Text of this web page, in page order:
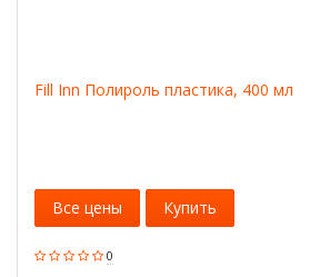
Fill Inn Полироль пластика, 400 мл
0
Все цены Купить